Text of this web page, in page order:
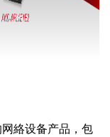
絡设备产品，包